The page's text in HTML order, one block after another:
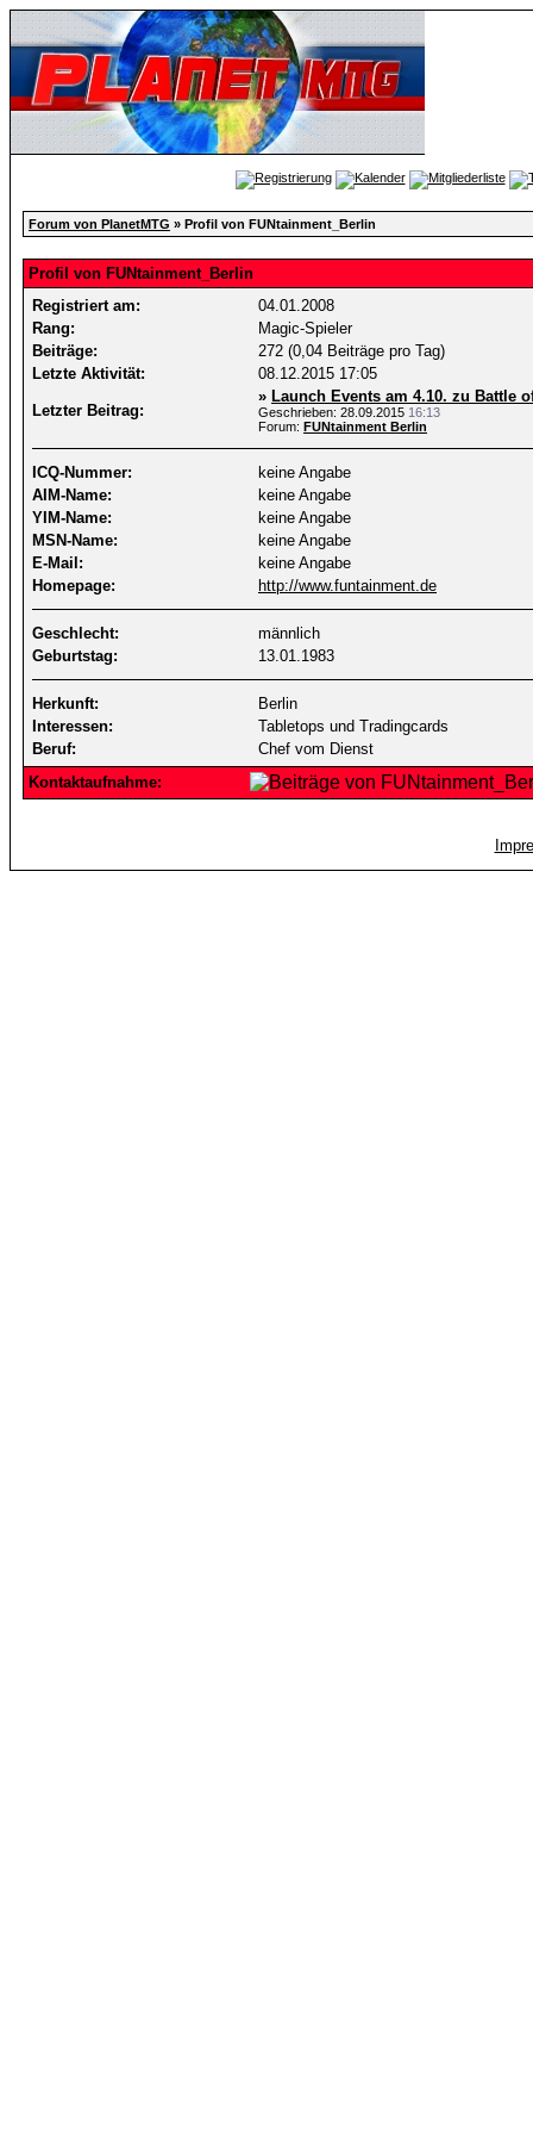
Forum von PlanetMTG » Profil von FUNtainment_Berlin
Profil von FUNtainment_Berlin
Registriert am:
04.01.2008
Rang:
Magic-Spieler
Beiträge:
272 (0,04 Beiträge pro Tag)
Letzte Aktivität:
08.12.2015 17:05
Letzter Beitrag:
» Launch Events am 4.10. zu Battle
Geschrieben: 28.09.2015 16:13
Forum: FUNtainment Berlin
ICQ-Nummer:
keine Angabe
AIM-Name:
keine Angabe
YIM-Name:
keine Angabe
MSN-Name:
keine Angabe
E-Mail:
keine Angabe
Homepage:
http://www.funtainment.de
Geschlecht:
männlich
Geburtstag:
13.01.1983
Herkunft:
Berlin
Interessen:
Tabletops und Tradingcards
Beruf:
Chef vom Dienst
Kontaktaufnahme: